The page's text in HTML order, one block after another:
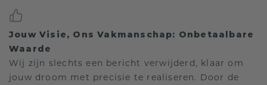
Jouw Visie, Ons Vakmanschap: Onbetaalbare
Waarde
Wij zijn slechts een bericht verwijderd, klaar om
jouw droom met precisie te realiseren. Door de